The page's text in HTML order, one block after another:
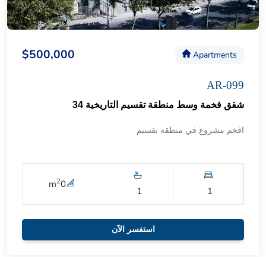
Apartments
$500,000
AR-099
شقق فخمة وسط منطقة تقسيم التاريخية 34
افخم مشروع في منطقة تقسيم
1
1
0
m2
استفسر الآن